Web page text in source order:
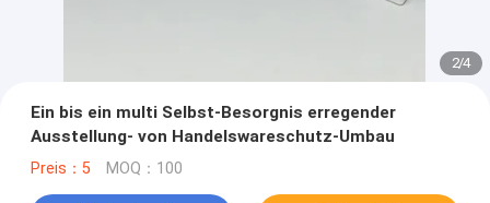
2/4
Ein bis ein multi Selbst-Besorgnis erregender
Ausstellung- von Handelswareschutz-Umbau
Preis：5 MOQ：100